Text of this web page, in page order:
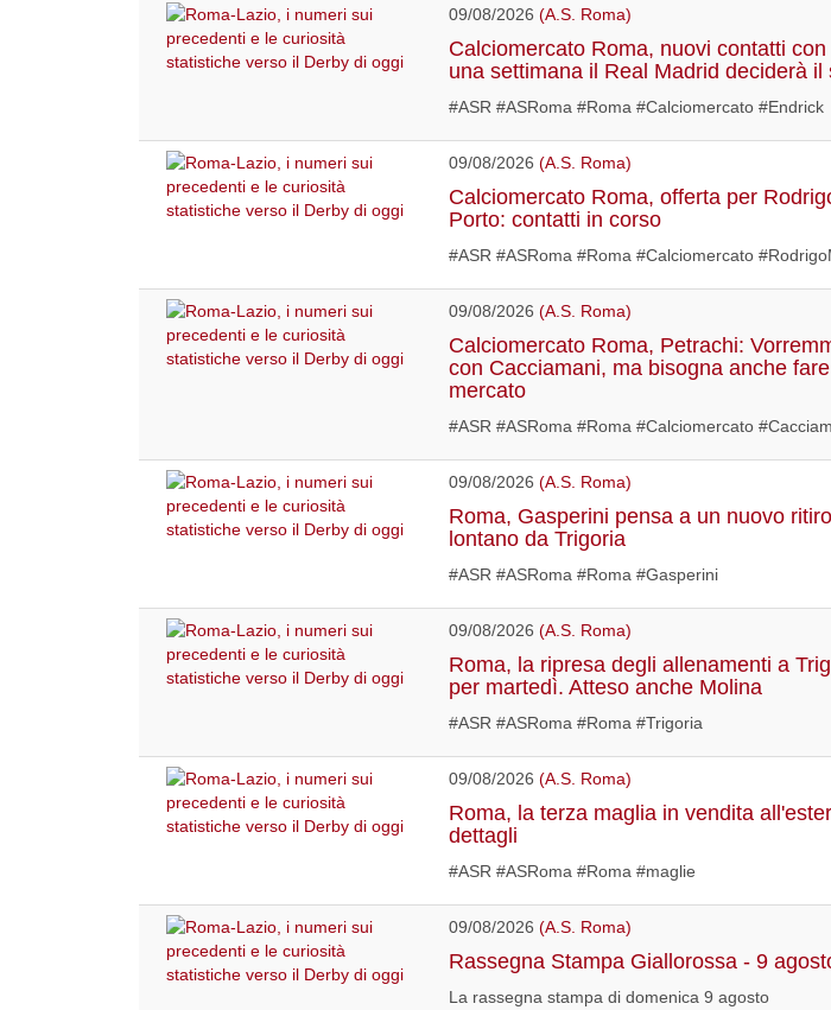
09/08/2026 (A.S. Roma)
Calciomercato Roma, nuovi contatti
una settimana il Real Madrid deciderà il
#ASR #ASRoma #Roma #Calciomercato #Endrick
09/08/2026 (A.S. Roma)
Calciomercato Roma, offerta per
Porto: contatti in corso
#ASR #ASRoma #Roma #Calciomercato
09/08/2026 (A.S. Roma)
Calciomercato Roma, Petrachi:
con Cacciamani, ma bisogna anche
mercato
#ASR #ASRoma #Roma #Calciomercato
09/08/2026 (A.S. Roma)
Roma, Gasperini pensa a un nuovo
lontano da Trigoria
#ASR #ASRoma #Roma #Gasperini
09/08/2026 (A.S. Roma)
Roma, la ripresa degli allenamenti a
per martedì. Atteso anche Molina
#ASR #ASRoma #Roma #Trigoria
09/08/2026 (A.S. Roma)
Roma, la terza maglia in vendita
dettagli
#ASR #ASRoma #Roma #maglie
09/08/2026 (A.S. Roma)
Rassegna Stampa Giallorossa - 9
La rassegna stampa di domenica 9 agosto